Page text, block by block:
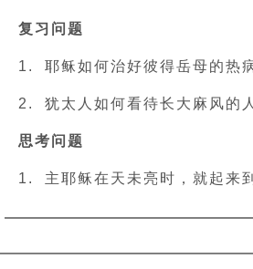
复习问题
1. 耶稣如何治好彼得岳母的热
2. 犹太人如何看待长大麻风的
思考问题
1. 主耶稣在天未亮时，就起来